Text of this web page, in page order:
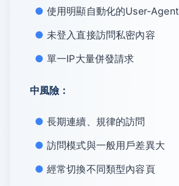
使用明顯自動化的User-Agent
未登入直接訪問私密內容
單一IP大量併發請求
中風險：
長期連續、規律的訪問
訪問模式與一般用戶差異大
經常切換不同類型內容頁